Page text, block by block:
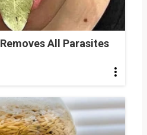
All Parasites